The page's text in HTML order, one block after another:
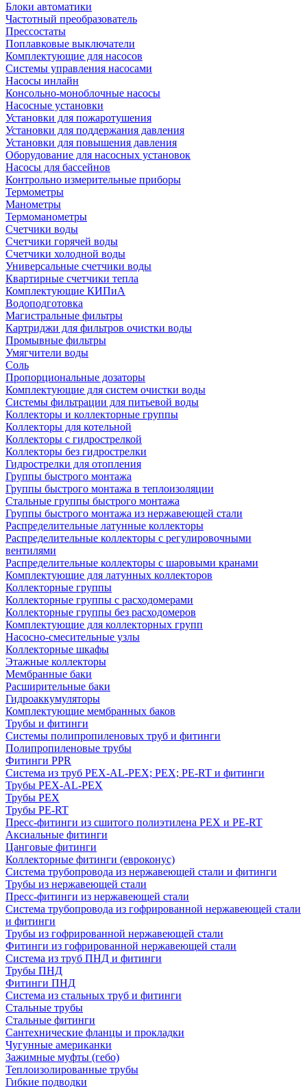
Блоки автоматики
Частотный преобразователь
Прессостаты
Поплавковые выключатели
Комплектующие для насосов
Системы управления насосами
Насосы инлайн
Консольно-моноблочные насосы
Насосные установки
Установки для пожаротушения
Установки для поддержания давления
Установки для повышения давления
Оборудование для насосных установок
Насосы для бассейнов
Контрольно измерительные приборы
Термометры
Манометры
Термоманометры
Счетчики воды
Счетчики горячей воды
Счетчики холодной воды
Универсальные счетчики воды
Квартирные счетчики тепла
Комплектующие КИПиА
Водоподготовка
Магистральные фильтры
Картриджи для фильтров очистки воды
Промывные фильтры
Умягчители воды
Соль
Пропорциональные дозаторы
Комплектующие для систем очистки воды
Системы фильтрации для питьевой воды
Коллекторы и коллекторные группы
Коллекторы для котельной
Коллекторы с гидрострелкой
Коллекторы без гидрострелки
Гидрострелки для отопления
Группы быстрого монтажа
Группы быстрого монтажа в теплоизоляции
Стальные группы быстрого монтажа
Группы быстрого монтажа из нержавеющей стали
Распределительные латунные коллекторы
Распределительные коллекторы с регулировочными
вентилями
Распределительные коллекторы с шаровыми кранами
Комплектующие для латунных коллекторов
Коллекторные группы
Коллекторные группы с расходомерами
Коллекторные группы без расходомеров
Комплектующие для коллекторных групп
Насосно-смесительные узлы
Коллекторные шкафы
Этажные коллекторы
Мембранные баки
Расширительные баки
Гидроаккумуляторы
Комплектующие мембранных баков
Трубы и фитинги
Системы полипропиленовых труб и фитинги
Полипропиленовые трубы
Фитинги PPR
Система из труб PEX-AL-PEX; PEX; PE-RT и фитинги
Трубы PEX-AL-PEX
Трубы PEX
Трубы PE-RT
Пресс-фитинги из сшитого полиэтилена PEX и PE-RT
Аксиальные фитинги
Цанговые фитинги
Коллекторные фитинги (евроконус)
Система трубопровода из нержавеющей стали и фитинги
Трубы из нержавеющей стали
Пресс-фитинги из нержавеющей стали
Система трубопровода из гофрированной нержавеющей стали
и фитинги
Трубы из гофрированной нержавеющей стали
Фитинги из гофрированной нержавеющей стали
Система из труб ПНД и фитинги
Трубы ПНД
Фитинги ПНД
Система из стальных труб и фитинги
Стальные трубы
Стальные фитинги
Сантехнические фланцы и прокладки
Чугунные американки
Зажимные муфты (гебо)
Теплоизолированные трубы
Гибкие подводки